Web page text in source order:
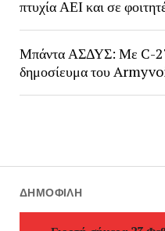
πτυχία ΑΕΙ και σε
Μπάντα ΑΣΔΥΣ: Με C-27
δημοσίευμα του
ΔΗΜΟΦΙΛΉ